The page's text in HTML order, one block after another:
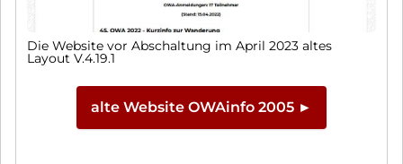
Die Website vor Abschaltung im April 2023 altes
Layout V.4.19.1
alte Website OWAinfo 2005 ►